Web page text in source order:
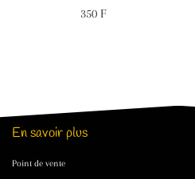
Prix
350 F350
En savoir plus
Point de vente